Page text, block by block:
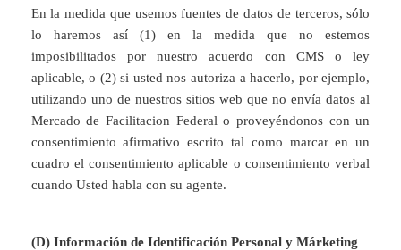
En la medida que usemos fuentes de datos de terceros, sólo
lo haremos así (1) en la medida que no estemos
imposibilitados por nuestro acuerdo con CMS o ley
aplicable, o (2) si usted nos autoriza a hacerlo, por ejemplo,
utilizando uno de nuestros sitios web que no envía datos al
Mercado de Facilitacion Federal o proveyéndonos con un
consentimiento afirmativo escrito tal como marcar en un
cuadro el consentimiento aplicable o consentimiento verbal
cuando Usted habla con su agente.
(D) Información de Identificación Personal y Márketing